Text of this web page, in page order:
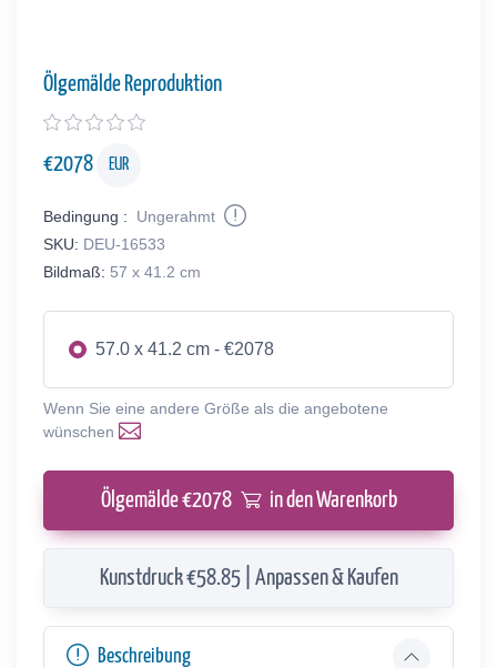
Ölgemälde Reproduktion
€2078 EUR
Bedingung :
Ungerahmt
SKU: DEU-16533
Bildmaß: 57 x 41.2 cm
57.0 x 41.2 cm - €2078
Wenn Sie eine andere Größe als die angebotene
wünschen
Ölgemälde €2078 in den Warenkorb
Kunstdruck €58.85 | Anpassen & Kaufen
Beschreibung